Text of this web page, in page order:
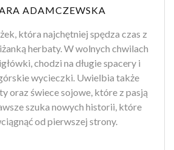
ADAMCZEWSKA
która najchętniej spędza czas z
herbaty. W wolnych chwilach
chodzi na długie spacery i
wycieczki. Uwielbia także
oraz świece sojowe, które z pasją
szuka nowych historii, które
od pierwszej strony.